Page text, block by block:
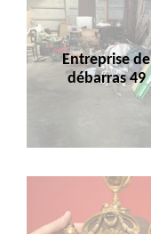
Entreprise de
débarras 49